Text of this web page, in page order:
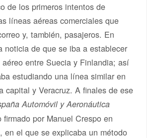
de los primeros intentos de
líneas aéreas comerciales que
y, también, pasajeros. En
noticia de que se iba a establecer
entre Suecia y Finlandia; así
estudiando una línea similar en
capital y Veracruz. A finales de ese
Automóvil y Aeronáutica
por Manuel Crespo en
en el que se explicaba un método